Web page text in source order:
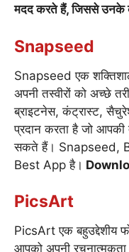
मदद करते हैं, जिससे उनके
Snapseed
Snapseed एक
अपनी तस्वीरों को अच्छे
ब्राइटनेस, कंट्रास्ट,
प्रदान करता है जो आपकी
सकते हैं। Snapseed,
Best App है।
PicsArt
PicsArt एक बहुउद्देशीय
आपको अपनी